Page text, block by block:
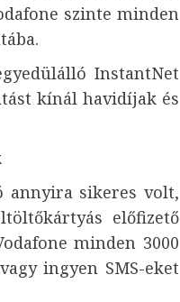
szinte minden
InstantNet
kínál havidíjak és
annyira sikeres volt,
előfizető
minden 3000
ingyen SMS-eket